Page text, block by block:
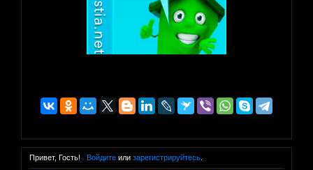
Привет, Гость! Войдитеили зарегистрируйтесь.